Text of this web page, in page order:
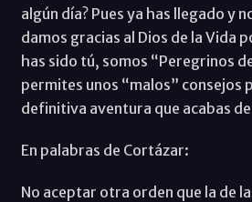
algún día? Pues ya has llegado y
damos gracias al Dios de la Vida
has sido tú, somos “Peregrinos
permites unos “malos” consejos
definitiva aventura que acabas
En palabras de Cortázar:
No aceptar otra orden que la de